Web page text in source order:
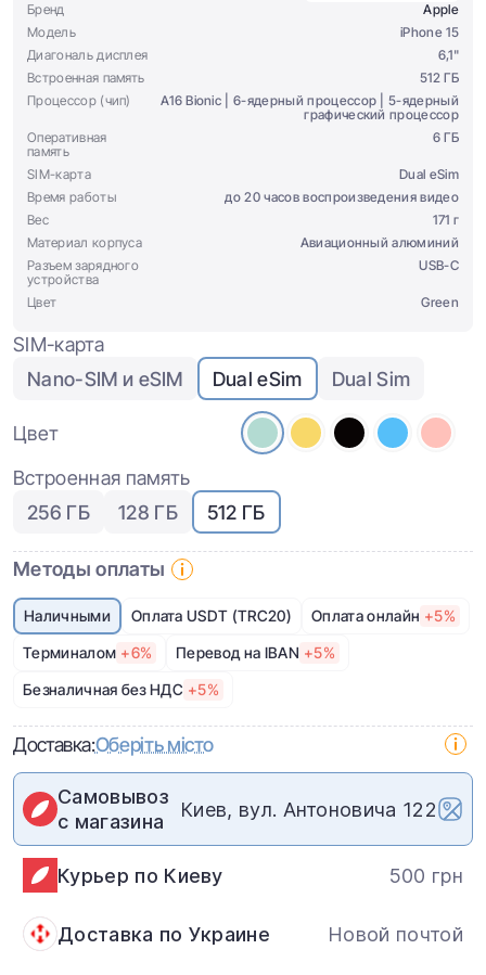
Бренд
Apple
Модель
iPhone 15
Диагональ дисплея
6,1"
Встроенная память
512 ГБ
Процессор (чип)
A16 Bionic | 6-ядерный процессор | 5-ядерный
графический процессор
Оперативная
память
6 ГБ
SIM-карта
Dual eSim
Время работы
до 20 часов воспроизведения видео
Вес
171 г
Материал корпуса
Авиационный алюминий
Разъем зарядного
устройства
USB-C
Цвет Green
SIM-карта
Nano-SIM и eSIM
Dual eSim Dual Sim
Цвет
Встроенная память
256 ГБ
128 ГБ 512 ГБ
Методы оплаты
Наличными Оплата USDT (TRC20) Оплата онлайн +5%
Терминалом +6% Перевод на IBAN +5%
Безналичная без НДС +5%
Доставка:Оберіть місто
Самовывоз
с магазина
Киев, вул. Антоновича 122
Курьер по Киеву 500 грн
Доставка по Украине Новой почтой